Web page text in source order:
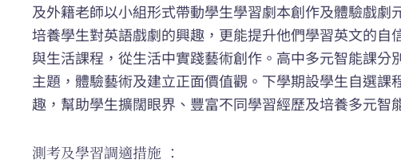
及外籍老師以小組形式帶動學生學習劇本創作及體驗戲劇
培養學生對英語戲劇的興趣，更能提升他們學習英文的自
與生活課程，從生活中實踐藝術創作。高中多元智能課分
主題，體驗藝術及建立正面價值觀。下學期設學生自選課
趣，幫助學生擴闊眼界、豐富不同學習經歷及培養多元智
測考及學習調適措施 ：